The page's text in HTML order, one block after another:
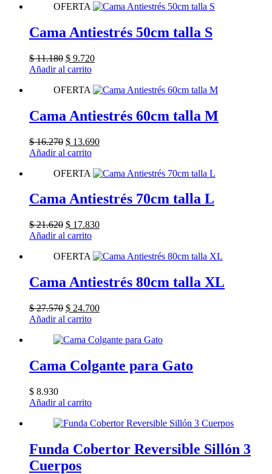
OFERTA
Cama Antiestrés 50cm talla S
$11.180 El
precio
era:
$ 9.720El
es:
Añadir al carrito
OFERTA
Cama Antiestrés 60cm talla M
$16.270 El
precio
era:
$ 13.690El
es:
Añadir al carrito
OFERTA
Cama Antiestrés 70cm talla L
$21.620 El
precio
era:
$ 17.830El
es:
Añadir al carrito
OFERTA
Cama Antiestrés 80cm talla XL
$27.570 El
precio
era:
$ 24.700El
es:
Añadir al carrito
Cama Colgante para Gato
$ 8.930
Añadir al carrito
Funda Cobertor Reversible Sillón 3
Cuerpos